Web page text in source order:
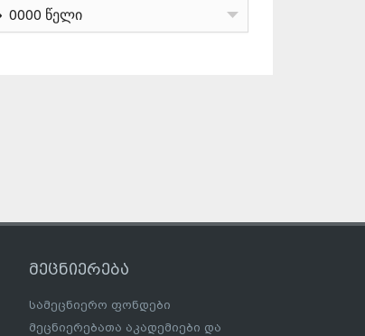
0000 წელი
მეცნიერება
სამეცნიერო ფონდები
მეცნიერებათა აკადემიები და